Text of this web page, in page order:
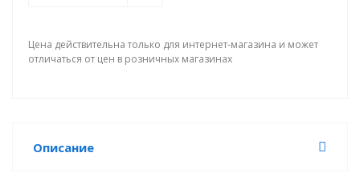
Цена действительна только для интернет-магазина и может
отличаться от цен в розничных магазинах
Описание